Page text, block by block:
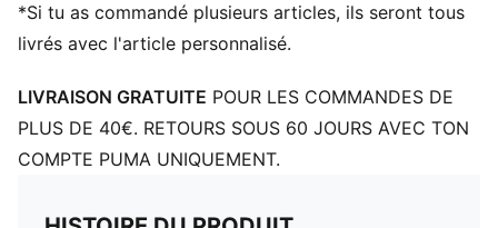
*Si tu as commandé plusieurs articles, ils seront tous
livrés avec l'article personnalisé.
LIVRAISON GRATUITE POUR LES COMMANDES DE
PLUS DE 40€. RETOURS SOUS 60 JOURS AVEC TON
COMPTE PUMA UNIQUEMENT.